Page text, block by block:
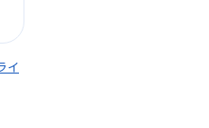
イ